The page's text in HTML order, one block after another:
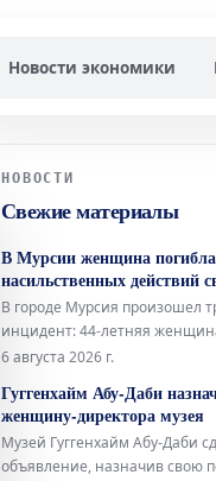
Новости экономики
НОВОСТИ
Свежие материалы
В Мурсии женщина
насильственных действий
В городе Мурсия произошел
инцидент: 44-летняя
мертвой в помещении
смерти стали ножевые
предположительно
Тело погибшей обнаружили в
галерей коммерчес
6 августа 2026 г.
Гуггенхайм Абу-Даби
женщину-директора музея
Музей Гуггенхайм Абу-Даби
объявление, назначив свою